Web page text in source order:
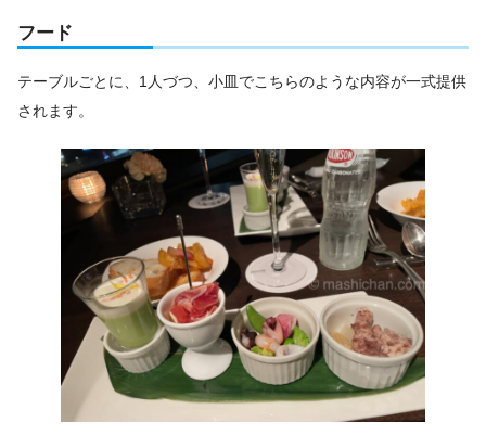
フード
テーブルごとに、1人づつ、小皿でこちらのような内容が一式提供
されます。